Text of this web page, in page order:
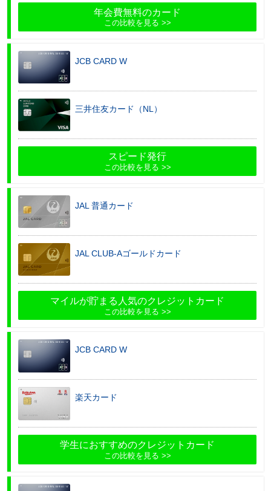
年会費無料のカード
この比較を見る
JCB CARD W
三井住友カード（NL）
スピード発行
この比較を見る
JAL 普通カード
JAL CLUB-Aゴールドカード
マイルが貯まる人気のクレジットカード
この比較を見る
JCB CARD W
楽天カード
学生におすすめのクレジットカード
この比較を見る